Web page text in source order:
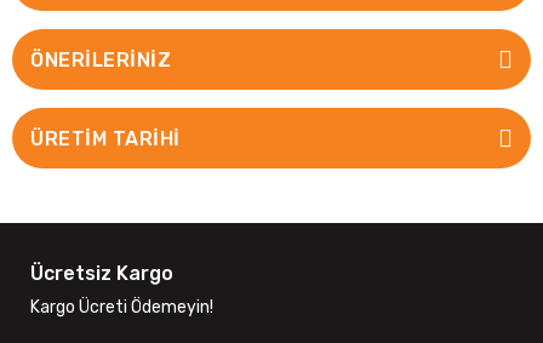
ÖNERILERINIZ
ÜRETİM TARİHİ
Ücretsiz Kargo
Kargo Ücreti Ödemeyin!